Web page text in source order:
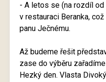
- A letos se (na rozdíl
v restauraci Beranka,
panu Ječnému.
Až budeme řešit
zase do výběru
Hezký den. Vlasta Divoký